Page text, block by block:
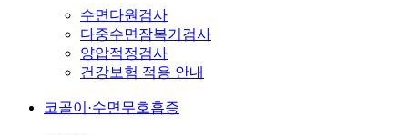
수면다원검사
다중수면잠복기검사
양압적정검사
건강보험 적용 안내
코골이·수면무호흡증